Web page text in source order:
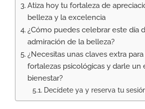
Atiza hoy tu fortaleza de
belleza y la excelencia
¿Cómo puedes celebrar este día
admiración de la belleza?
¿Necesitas unas claves extra
fortalezas psicológicas y darle un
bienestar?
Decídete ya y reserva tu